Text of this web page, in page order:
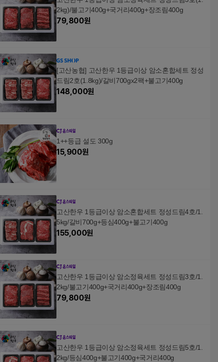
2kg)/불고기400g+국거리400g+장조림400g
79,800원
[고산농협] 고산한우 1등급이상 암소혼합세트 정성
드림2호(1.8kg)/갈비700gx2팩+불고기400g
148,000원
1++등급 설도 300g
15,900원
고산한우 1등급이상 암소혼합세트 정성드림4호/1.
5kg/갈비700g+등심400g+불고기400g
155,000원
고산한우 1등급이상 암소정육세트 정성드림3호/1.
2kg/불고기400g+국거리400g+장조림400g
79,800원
고산한우 1등급이상 암소정육세트 정성드림5호/1.
2kg/등심400g+불고기400g+국거리400g